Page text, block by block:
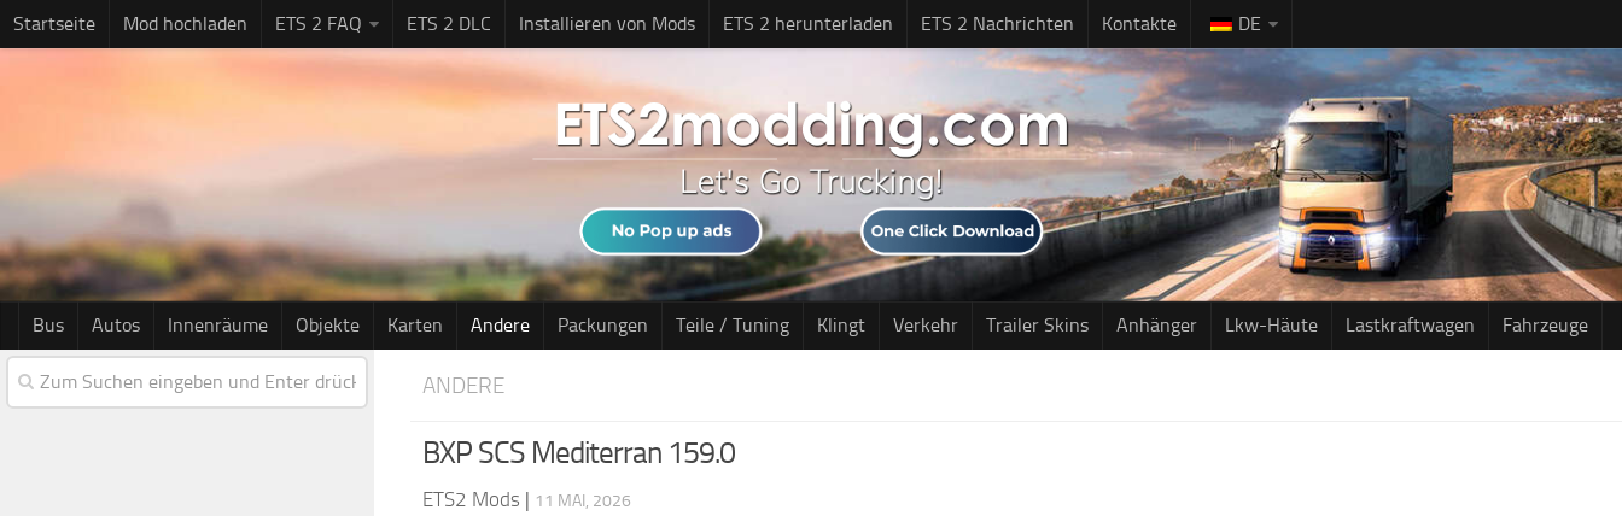
Startseite Mod hochladen ETS 2 FAQ ETS 2 DLC Installieren von Mods ETS 2 herunterladen ETS 2 Nachrichten Kontakte DE
Bus Autos Innenräume Objekte Karten Andere Packungen Teile / Tuning Klingt Verkehr Trailer Skins Anhänger Lkw-Häute Lastkraftwagen Fahrzeuge
ANDERE
BXP SCS Mediterran 159.0
ETS2 Mods | 11 MAI, 2026